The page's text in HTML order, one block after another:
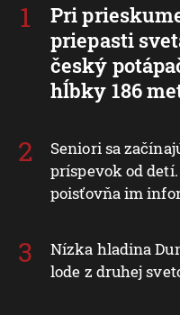
Pri
priepasti
český
hĺbky 186
Seniori sa
príspevok od
poisťovňa im
Nízka hladina
lode z druhej